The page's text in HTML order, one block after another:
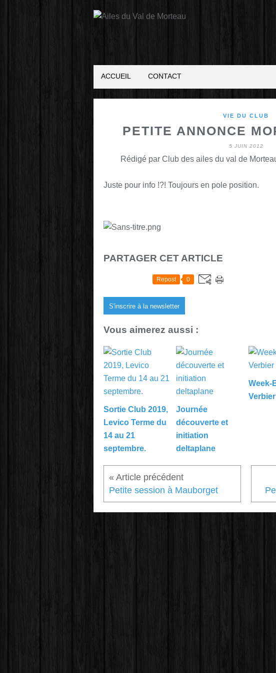
ACCUEIL CONTACT
VIE DU CLUB
PETITE ANNONCE
5 JUIN 2012
Rédigé par Club des ailes du val de
Juste pour info !?! Toujours en pole position.
PARTAGER CET ARTICLE
Repost 0
S'inscrire à la newsletter
Vous aimerez aussi :
Sortie Club 2019,
Levico Terme du
14 au 21
septembre.
Journée
découverte et
initiation
deltaplane
Week-
Verbier
Petite session à Mauborget